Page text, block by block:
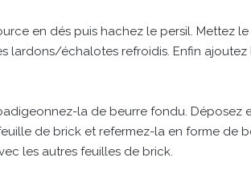
en dés puis hachez le persil. Mettez
lardons/échalotes refroidis. Enfin
la de beurre fondu. Déposez
de brick et refermez-la en forme de
les autres feuilles de brick.